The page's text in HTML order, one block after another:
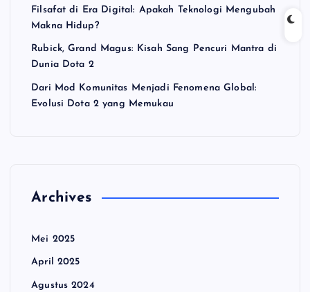
Filsafat di Era Digital: Apakah Teknologi Mengubah
Makna Hidup?
Rubick, Grand Magus: Kisah Sang Pencuri Mantra di
Dunia Dota 2
Dari Mod Komunitas Menjadi Fenomena Global:
Evolusi Dota 2 yang Memukau
Archives
Mei 2025
April 2025
Agustus 2024